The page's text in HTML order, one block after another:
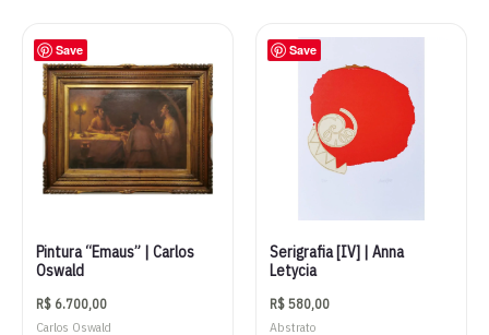
Save
Pintura “Emaus” | Carlos
Oswald
R$ 6.700,00
Carlos Oswald
Save
Serigrafia [IV] | Anna
Letycia
R$580,00
Abstrato